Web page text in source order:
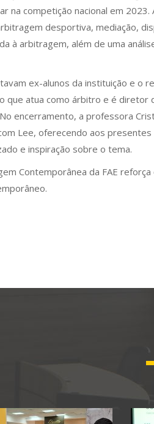
na competição nacional em 2023.
desportiva, mediação,
à arbitragem, além de uma
ex-alunos da instituição e o
que atua como árbitro e é diretor
encerramento, a professora
Lee, oferecendo aos presentes
e inspiração sobre o tema.
Contemporânea da FAE